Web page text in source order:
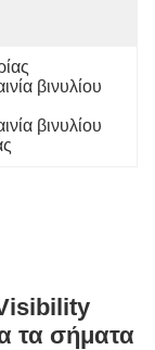
βινυλίου
βινυλίου
τα σήματα